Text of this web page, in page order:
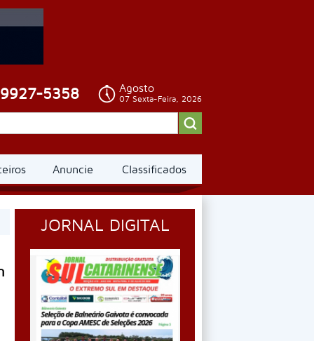
5358 Agosto
07 Sexta-Feira, 2026
Anuncie Classificados
JORNAL DIGITAL